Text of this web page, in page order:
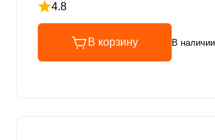
4.8
Рейтинг 4.8 из 5
В корзину В наличии